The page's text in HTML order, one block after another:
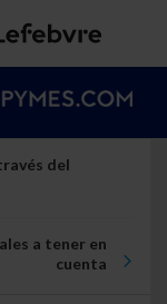
del
a tener en
cuenta